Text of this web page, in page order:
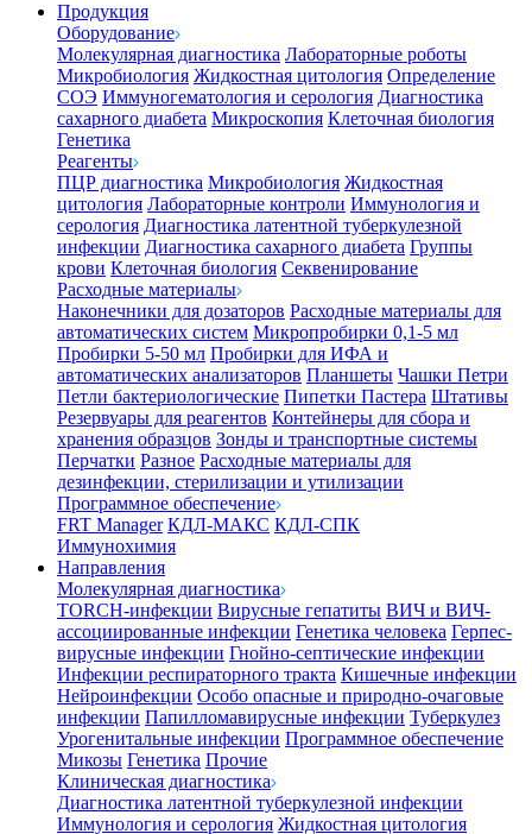
Продукция
Оборудование
Молекулярная диагностика Лабораторные роботы
Микробиология Жидкостная цитология Определение
СОЭ Иммуногематология и серология Диагностика
сахарного диабета Микроскопия Клеточная биология
Генетика
Реагенты
ПЦР диагностика Микробиология Жидкостная
цитология Лабораторные контроли Иммунология и
серология Диагностика латентной туберкулезной
инфекции Диагностика сахарного диабета Группы
крови Клеточная биология Секвенирование
Расходные материалы
Наконечники для дозаторов Расходные материалы для
автоматических систем Микропробирки 0,1-5 мл
Пробирки 5-50 мл Пробирки для ИФА и
автоматических анализаторов Планшеты Чашки Петри
Петли бактериологические Пипетки Пастера Штативы
Резервуары для реагентов Контейнеры для сбора и
хранения образцов Зонды и транспортные системы
Перчатки Разное Расходные материалы для
дезинфекции, стерилизации и утилизации
Программное обеспечение
FRT Manager КДЛ-МАКС КДЛ-СПК
Иммунохимия
Направления
Молекулярная диагностика
TORCH-инфекции Вирусные гепатиты ВИЧ и ВИЧ-
ассоциированные инфекции Генетика человека Герпес-
вирусные инфекции Гнойно-септические инфекции
Инфекции респираторного тракта Кишечные инфекции
Нейроинфекции Особо опасные и природно-очаговые
инфекции Папилломавирусные инфекции Туберкулез
Урогенитальные инфекции Программное обеспечение
Микозы Генетика Прочие
Клиническая диагностика
Диагностика латентной туберкулезной инфекции
Иммунология и серология Жидкостная цитология